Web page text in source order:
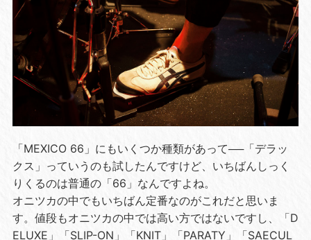
「MEXICO 66」にもいくつか種類があって──「デラッ
クス」っていうのも試したんですけど、いちばんしっく
りくるのは普通の「66」なんですよね。
オニツカの中でもいちばん定番なのがこれだと思いま
す。値段もオニツカの中では高い方ではないですし、「D
ELUXE」「SLIP-ON」「KNIT」「PARATY」「SAECUL